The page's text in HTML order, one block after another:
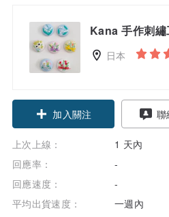
Kana 手作刺繡
日本
加入關注 聯
上次上線：
1 天內
回應率：
-
回應速度：
-
平均出貨速度：
一週內